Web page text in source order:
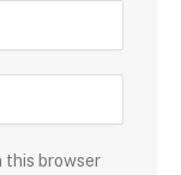
this browser